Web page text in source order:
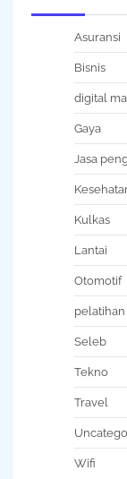
Asuransi
Bisnis
digital
Gaya
Jasa
Kulkas
Lantai
Otomotif
Seleb
Tekno
Travel
Wifi